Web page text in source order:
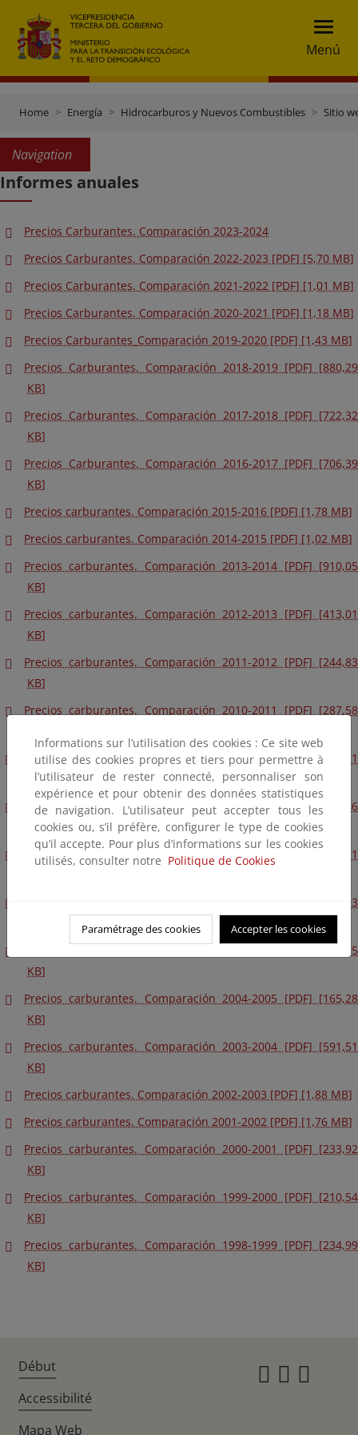
Menú
Home Energía Hidrocarburos y Nuevos Combustibles Sitio
Navigation
Informes anuales
Precios Carburantes. Comparación 2023-2024
Precios Carburantes. Comparación 2022-2023 [PDF] [5,70 MB]
Precios Carburantes. Comparación 2021-2022 [PDF] [1,01 MB]
Precios Carburantes. Comparación 2020-2021 [PDF] [1,18 MB]
Precios Carburantes_Comparación 2019-2020 [PDF] [1,43 MB]
Precios Carburantes. Comparación 2018-2019 [PDF] [880,29
KB]
Precios Carburantes. Comparación 2017-2018 [PDF] [722,32
KB]
Precios Carburantes. Comparación 2016-2017 [PDF] [706,39
KB]
Precios carburantes. Comparación 2015-2016 [PDF] [1,78 MB]
Precios carburantes. Comparación 2014-2015 [PDF] [1,02 MB]
Precios carburantes. Comparación 2013-2014 [PDF] [910,05
KB]
Precios carburantes. Comparación 2012-2013 [PDF] [413,01
KB]
Precios carburantes. Comparación 2011-2012 [PDF] [244,83
KB]
Precios carburantes. Comparación 2010-2011 [PDF] [287,58
Precios carburantes. Comparación 2009-2010 [PDF] [227,81
KB]
Precios carburantes. Comparación 2008-2009 [PDF] [172,46
KB]
Precios carburantes. Comparación 2007-2008 [PDF] [145,71
Precios carburantes. Comparación 2006-2007 [PDF] [275,03
Precios carburantes. Comparación 2005-2006 [PDF] [216,35
KB]
Precios carburantes. Comparación 2004-2005 [PDF] [165,28
KB]
Precios carburantes. Comparación 2003-2004 [PDF] [591,51
KB]
Precios carburantes. Comparación 2002-2003 [PDF] [1,88 MB]
Precios carburantes. Comparación 2001-2002 [PDF] [1,76 MB]
Precios carburantes. Comparación 2000-2001 [PDF] [233,92
KB]
Precios carburantes. Comparación 1999-2000 [PDF] [210,54
KB]
Precios carburantes. Comparación 1998-1999 [PDF] [234,99
KB]
Informations sur l’utilisation des cookies : Ce site web
utilise des cookies propres et tiers pour permettre à
l’utilisateur de rester connecté, personnaliser son
expérience et pour obtenir des données statistiques
de navigation. L’utilisateur peut accepter tous les
cookies ou, s’il préfère, configurer le type de cookies
qu’il accepte. Pour plus d’informations sur les cookies
utilisés, consulter notre Politique de Cookies
Paramétrage des cookies Accepter les cookies
Début
Accessibilité
Mapa Web